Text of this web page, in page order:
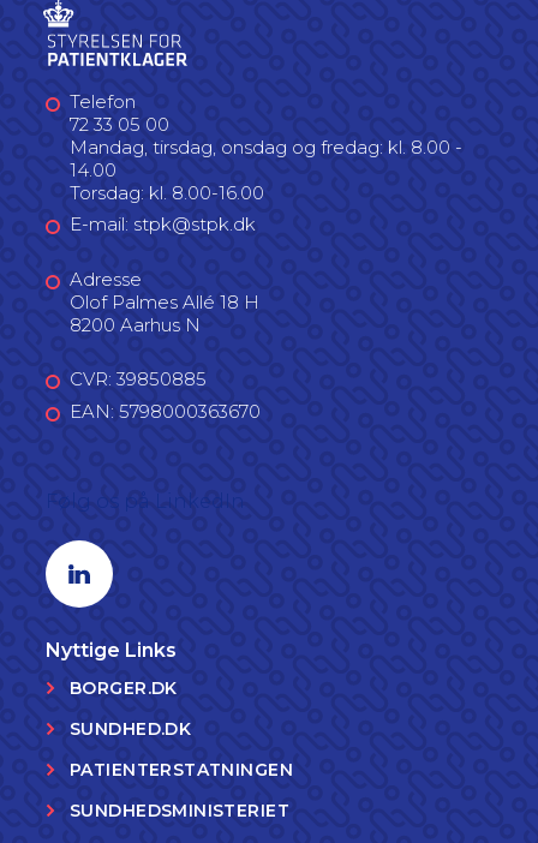
Telefon
72 33 05 00
Mandag, tirsdag, onsdag og fredag: kl. 8.00 -
14.00
Torsdag: kl. 8.00-16.00
E-mail: stpk@stpk.dk
Adresse
Olof Palmes Allé 18 H
8200 Aarhus N
CVR: 39850885
EAN: 5798000363670
Linkedin profil
Nyttige Links
BORGER.DK
SUNDHED.DK
PATIENTERSTATNINGEN
SUNDHEDSMINISTERIET